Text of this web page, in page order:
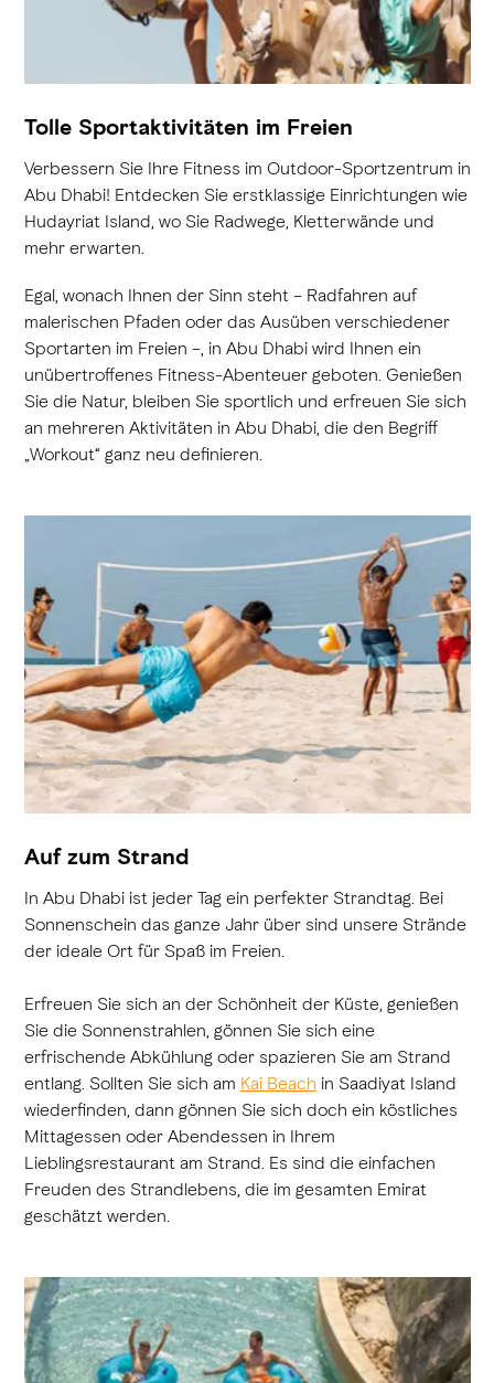
Tolle Sportaktivitäten im Freien
Verbessern Sie Ihre Fitness im Outdoor-Sportzentrum in
Abu Dhabi! Entdecken Sie erstklassige Einrichtungen wie
Hudayriat Island, wo Sie Radwege, Kletterwände und
mehr erwarten.
Egal, wonach Ihnen der Sinn steht – Radfahren auf
malerischen Pfaden oder das Ausüben verschiedener
Sportarten im Freien –, in Abu Dhabi wird Ihnen ein
unübertroffenes Fitness-Abenteuer geboten. Genießen
Sie die Natur, bleiben Sie sportlich und erfreuen Sie sich
an mehreren Aktivitäten in Abu Dhabi, die den Begriff
„Workout“ ganz neu definieren.
Auf zum Strand
In Abu Dhabi ist jeder Tag ein perfekter Strandtag. Bei
Sonnenschein das ganze Jahr über sind unsere Strände
der ideale Ort für Spaß im Freien.
Erfreuen Sie sich an der Schönheit der Küste, genießen
Sie die Sonnenstrahlen, gönnen Sie sich eine
erfrischende Abkühlung oder spazieren Sie am Strand
entlang. Sollten Sie sich am Kai Beach in Saadiyat Island
wiederfinden, dann gönnen Sie sich doch ein köstliches
Mittagessen oder Abendessen in Ihrem
Lieblingsrestaurant am Strand. Es sind die einfachen
Freuden des Strandlebens, die im gesamten Emirat
geschätzt werden.